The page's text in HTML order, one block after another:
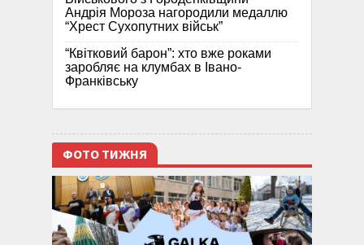
Андрія Мороза нагородили медаллю
“Хрест Сухопутних військ”
“Квітковий барон”: хто вже роками
заробляє на клумбах в Івано-
Франківську
ФОТО ТИЖНЯ